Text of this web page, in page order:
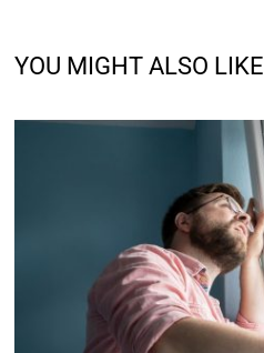
YOU MIGHT ALSO LIKE